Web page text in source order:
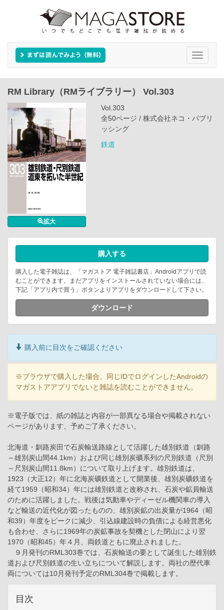
Toggle
RM Library（RMライブラリー） Vol.303
拡大
Vol.303
全50ページ / 株式会社ネコ・パブリ
ッシング
鉄道
購入する
購入した電子雑誌は、「マガストア 電子雑誌書店」Androidアプリで読
むことができます。まだアプリをインストールされていない場合には、
下記「アプリ内で買う」ボタンよりアプリをダウンロードして下さい。
ダウンロード
購入前に目次をご確認ください
※ブラウザで購入した場合、同じIDでログインしたAndroidの
マガストアアプリでないと雑誌を読むことができません。
※電子版では、紙の雑誌と内容が一部異なる場合や掲載されない
ページがあります、予めご了承ください。
北海道・釧路炭田で石炭輸送路線として活躍した雄別鉄道（釧路
～雄別炭山間44.1km）および同じ雄別炭礦系列の尺別鉄道（尺別
～尺別炭山間11.8km）について取り上げます。雄別鉄道は、
1923（大正12）年に北海炭礦鉄道として開業後、雄別炭礦鉄道を
経て1959（昭和34）年には雄別鉄道と改称され、石炭や鉱員輸送
のために活躍しました。戦後は気動車やディーゼル機関車の導入
など輸送の近代化が図ったものの、雄別炭鉱の出炭量が1964（昭
和39）年度をピークに減少、引込線建設時の負債による経営悪化
も合わせ、さらに1969年の炭鉱事故を契機とした閉山により翌
1970（昭和45）年４月、両鉄道ともに廃止されました。
９月発刊のRML303巻では、石炭輸送の要として誕生した雄別鉄
道および尺別鉄道の生い立ちについて解説します。両社の歴代車
両については10月発刊予定のRML304巻で掲載します。
目次